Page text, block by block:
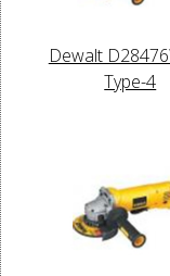
Dewalt
Type-4